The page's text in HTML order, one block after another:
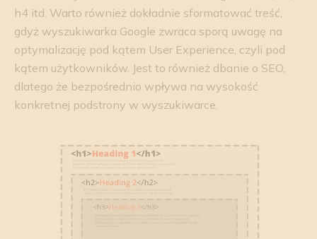
h4 itd. Warto również dokładnie sformatować treść,
gdyż wyszukiwarka Google zwraca sporą uwagę na
optymalizację pod kątem User Experience, czyli pod
kątem użytkowników. Jest to również dbanie o SEO,
dlatego że bezpośrednio wpływa na wysokość
konkretnej podstrony w wyszukiwarce.